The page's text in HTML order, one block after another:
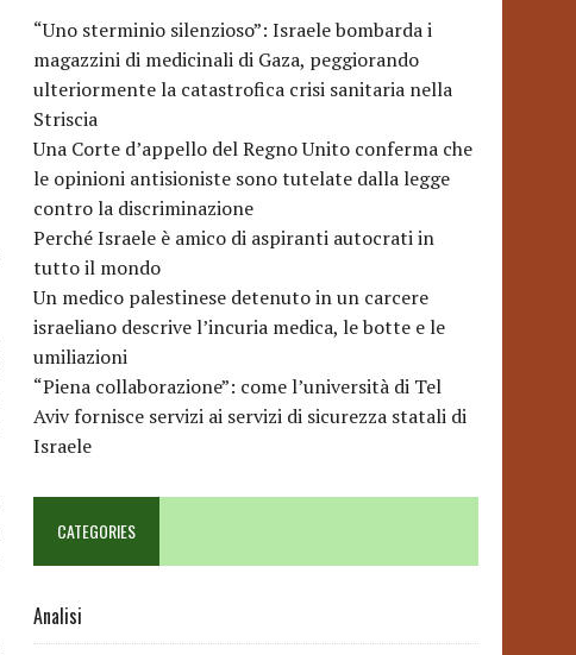
“Uno sterminio silenzioso”: Israele bombarda i
magazzini di medicinali di Gaza, peggiorando
ulteriormente la catastrofica crisi sanitaria nella
Striscia
Una Corte d’appello del Regno Unito conferma che
le opinioni antisioniste sono tutelate dalla legge
contro la discriminazione
Perché Israele è amico di aspiranti autocrati in
tutto il mondo
Un medico palestinese detenuto in un carcere
israeliano descrive l’incuria medica, le botte e le
umiliazioni
“Piena collaborazione”: come l’università di Tel
Aviv fornisce servizi ai servizi di sicurezza statali di
Israele
CATEGORIES
Analisi